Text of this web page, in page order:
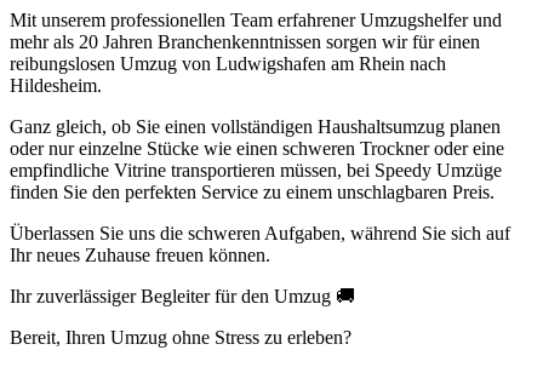
Mit unserem professionellen Team erfahrener Umzugshelfer und
mehr als 20 Jahren Branchenkenntnissen sorgen wir für einen
reibungslosen Umzug von Ludwigshafen am Rhein nach
Hildesheim.
Ganz gleich, ob Sie einen vollständigen Haushaltsumzug planen
oder nur einzelne Stücke wie einen schweren Trockner oder eine
empfindliche Vitrine transportieren müssen, bei Speedy Umzüge
finden Sie den perfekten Service zu einem unschlagbaren Preis.
Überlassen Sie uns die schweren Aufgaben, während Sie sich auf
Ihr neues Zuhause freuen können.
Ihr zuverlässiger Begleiter für den Umzug 🚚
Bereit, Ihren Umzug ohne Stress zu erleben?